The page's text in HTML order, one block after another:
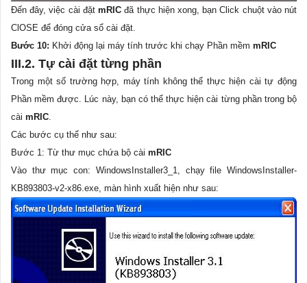
Đến đây, việc cài đặtmRIC đã thực hiện xong, bạn Click chuột vào nút
ClOSE để đóng cửa sổ cài đặt.
Bước 10: Khởi động lại máy tính trước khi chạy Phần mềm mRIC
III.2. Tự cài đặt từng phần
Trong một số trường hợp, máy tính không thể thực hiện cài tự động
Phần mềm được. Lúc này, bạn có thể thực hiện cài từng phần trong bộ
cài mRIC
Các bước cụ thể như sau:
Bước 1: Từ thư mục chứa bộ cài mRIC
Vào thư mục con: WindowsInstaller3_1, chạy file WindowsInstaller-
KB893803-v2-x86.exe, màn hình xuất hiện như sau: